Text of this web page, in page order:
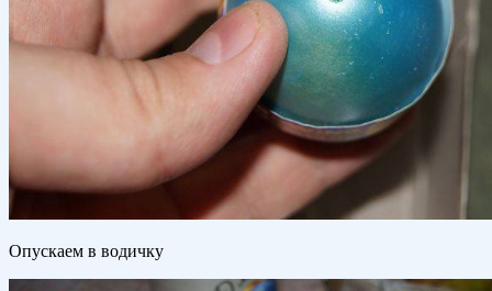
Опускаем в водичку